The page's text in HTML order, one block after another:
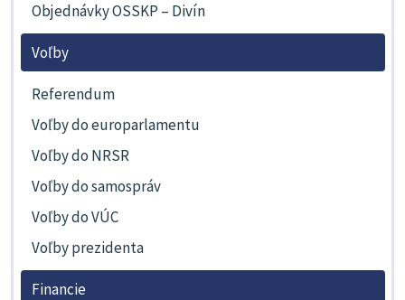
Objednávky OSSKP – Divín
Voľby
Referendum
Voľby do europarlamentu
Voľby do NRSR
Voľby do samospráv
Voľby do VÚC
Voľby prezidenta
Financie